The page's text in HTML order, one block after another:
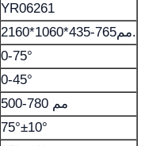
YR06261
2160*1060*435-765مم.
0-75°
0-45°
500-780 مم
75°±10°